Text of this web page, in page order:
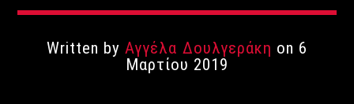
Written byΑγγέλα Δουλγεράκη on 6
Μαρτίου 2019